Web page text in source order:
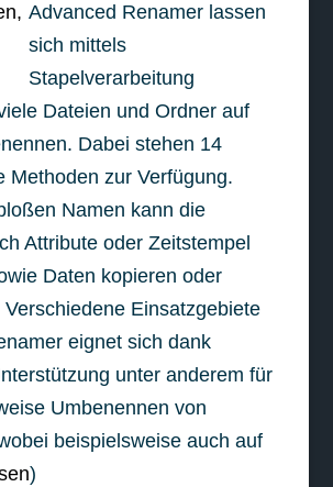
Advanced Renamer lassen
sich mittels
Stapelverarbeitung
Dateien und Ordner auf
Dabei stehen 14
Methoden zur Verfügung.
Namen kann die
Attribute oder Zeitstempel
Daten kopieren oder
Einsatzgebiete
eignet sich dank
unter anderem für
Umbenennen von
beispielsweise auch auf
)